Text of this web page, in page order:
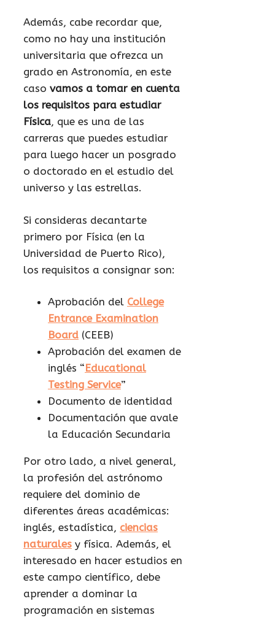
Además, cabe recordar que,
como no hay una institución
universitaria que ofrezca un
grado en Astronomía, en este
caso vamos a tomar en cuenta
los requisitos para estudiar
Física, que es una de las
carreras que puedes estudiar
para luego hacer un posgrado
o doctorado en el estudio del
universo y las estrellas.
Si consideras decantarte
primero por Física (en la
Universidad de Puerto Rico),
los requisitos a consignar son:
Aprobación del College
Entrance Examination
Board (CEEB)
Aprobación del examen de
inglés “Educational
Testing Service”
Documento de identidad
Documentación que avale
la Educación Secundaria
Por otro lado, a nivel general,
la profesión del astrónomo
requiere del dominio de
diferentes áreas académicas:
inglés, estadística, ciencias
naturales y física. Además, el
interesado en hacer estudios en
este campo científico, debe
aprender a dominar la
programación en sistemas